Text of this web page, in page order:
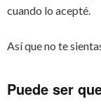
cuando lo acepté.
Así que no te
Puede ser